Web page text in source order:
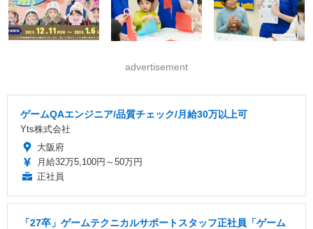
advertisement
ゲームQAエンジニア/品質チェック/月給30万以上可
Yts株式会社
大阪府
月給32万5,100円～50万円
正社員
「27卒」ゲームテクニカルサポートスタッフ正社員「ゲーム